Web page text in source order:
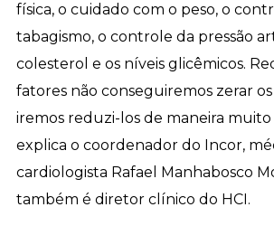
física, o cuidado com o peso, o
tabagismo, o controle da pressão
colesterol e os níveis glicêmicos.
fatores não conseguiremos zerar os
iremos reduzi-los de maneira muito
explica o coordenador do Incor,
cardiologista Rafael Manhabosco
também é diretor clínico do HCI.